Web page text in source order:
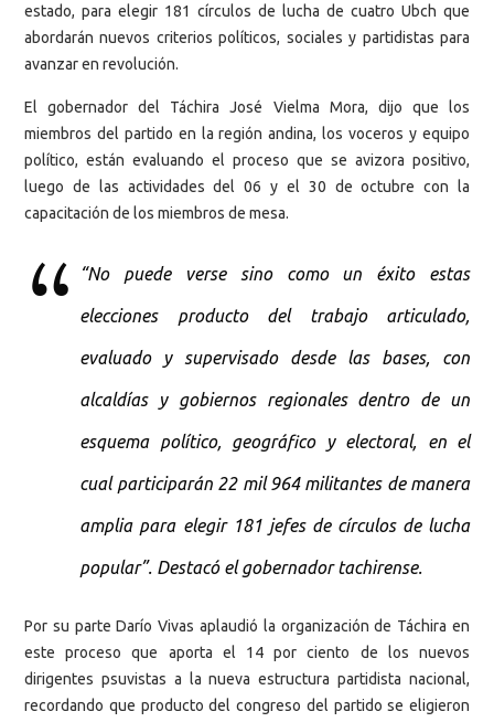
estado, para elegir 181 círculos de lucha de cuatro Ubch que
abordarán nuevos criterios políticos, sociales y partidistas para
avanzar en revolución.
El gobernador del Táchira José Vielma Mora, dijo que los
miembros del partido en la región andina, los voceros y equipo
político, están evaluando el proceso que se avizora positivo,
luego de las actividades del 06 y el 30 de octubre con la
capacitación de los miembros de mesa.
“No puede verse sino como un éxito estas
elecciones producto del trabajo articulado,
evaluado y supervisado desde las bases, con
alcaldías y gobiernos regionales dentro de un
esquema político, geográfico y electoral, en el
cual participarán 22 mil 964 militantes de manera
amplia para elegir 181 jefes de círculos de lucha
popular”. Destacó el gobernador tachirense.
Por su parte Darío Vivas aplaudió la organización de Táchira en
este proceso que aporta el 14 por ciento de los nuevos
dirigentes psuvistas a la nueva estructura partidista nacional,
recordando que producto del congreso del partido se eligieron